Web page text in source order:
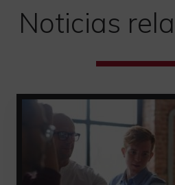
Noticias